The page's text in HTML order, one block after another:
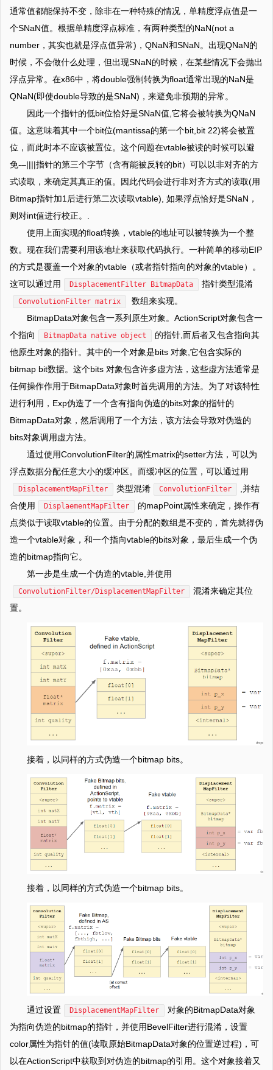
通常值都能保持不变，除非在一种特殊的情况，单精度浮点值是一
个SNaN值。根据单精度浮点标准，有两种类型的NaN(not a
number，其实也就是浮点值异常)，QNaN和SNaN。出现QNaN的
时候，不会做什么处理，但出现SNaN的时候，在某些情况下会抛出
浮点异常。在x86中，将double强制转换为float通常出现的NaN是
QNaN(即使double导致的是SNaN)，来避免非预期的异常。
因此一个指针的低bit位恰好是SNaN值,它将会被转换为QNaN
值。这意味着其中一个bit位(mantissa的第一个bit,bit 22)将会被置
位，而此时本不应该被置位。这个问题在vtable被读的时候可以避
免-–||||指针的第三个字节（含有能被反转的bit）可以以非对齐的方
式读取，来确定其真正的值。因此代码会进行非对齐方式的读取(用
Bitmap指针加1后进行第二次读取vtable), 如果浮点恰好是SNaN，
则对int值进行校正。.
使用上面实现的float转换，vtable的地址可以被转换为一个整
数。现在我们需要利用该地址来获取代码执行。一种简单的移动EIP
的方式是覆盖一个对象的vtable（或者指针指向的对象的vtable）。
这可以通过用
DisplacementFilter BitmapData 指针类型混淆
ConvolutionFilter matrix
数组来实现。
BitmapData对象包含一系列原生对象。ActionScript对象包含一
个指向
BitmapData native object
的指针,而后者又包含指向其
他原生对象的指针。其中的一个对象是bits 对象,它包含实际的
bitmap bit数据。这个bits 对象包含许多虚方法，这些虚方法通常是
任何操作作用于BitmapData对象时首先调用的方法。为了对该特性
进行利用，Exp伪造了一个含有指向伪造的bits对象的指针的
BitmapData对象，然后调用了一个方法，该方法会导致对伪造的
bits对象调用虚方法。
通过使用ConvolutionFilter的属性matrix的setter方法，可以为
浮点数据分配任意大小的缓冲区。而缓冲区的位置，可以通过用
DisplacementMapFilter 类型混淆 ConvolutionFilter
,并结
合使用
DisplaementMapFilter
的mapPoint属性来确定，操作有
点类似于读取vtable的位置。由于分配的数组是不变的，首先就得伪
造一个vtable对象，和一个指向vtable的bits对象，最后生成一个伪
造的bitmap指向它。
第一步是生成一个伪造的vtable,并使用
ConvolutionFilter/DisplacementMapFilter
混淆来确定其位
置。
接着，以同样的方式伪造一个bitmap bits。
接着，以同样的方式伪造一个bitmap bits。
通过设置 DisplacementMapFilter
对象的BitmapData对象
为指向伪造的bitmap的指针，并使用BevelFilter进行混淆，设置
color属性为指针的值(读取原始BitmapData对象的位置逆过程)，可
以在ActionScript中获取到对伪造的bitmap的引用。这个对象接着又